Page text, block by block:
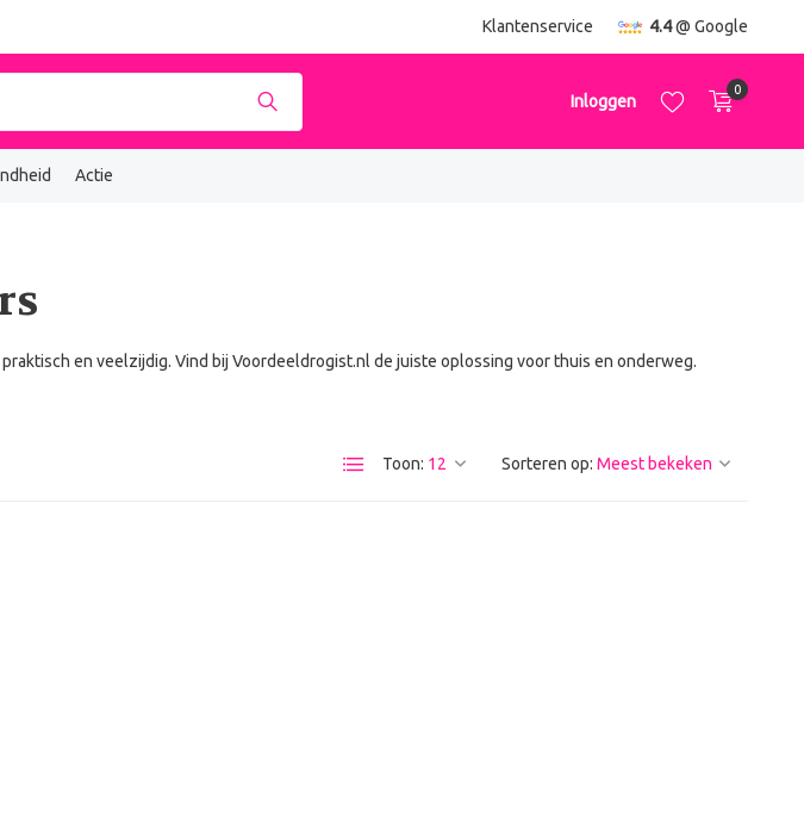
verzonden Klantenservice 4.4@ Google
Inloggen
0
Actie
en veelzijdig. Vind bij Voordeeldrogist.nl de juiste oplossing voor thuis en onderweg.
Toon: Sorteren op: